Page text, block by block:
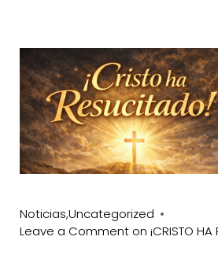
Noticias,Uncategorized
Leave a Comment on ¡CRISTO HA